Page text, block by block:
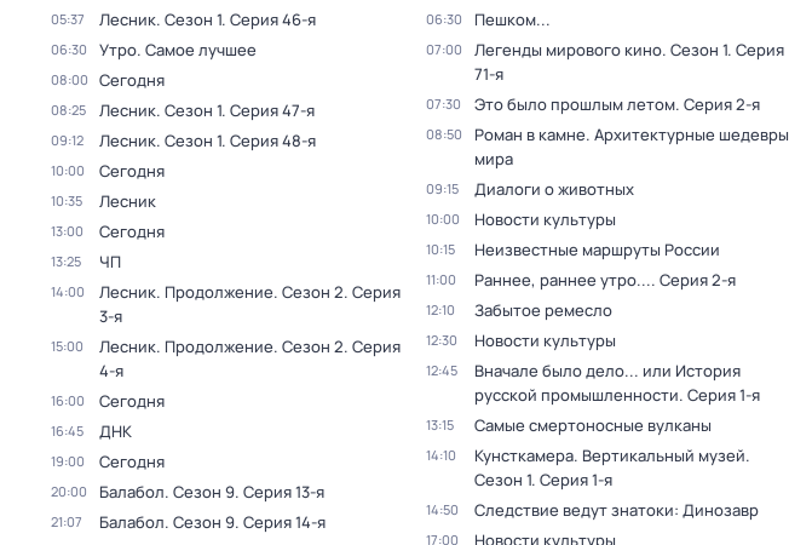
05:37 Лесник. Сезон 1. Серия 46-я
06:30 Утро. Самое лучшее
08:00 Сегодня
08:25 Лесник. Сезон 1. Серия 47-я
09:12 Лесник. Сезон 1. Серия 48-я
10:00 Сегодня
10:35 Лесник
13:00 Сегодня
13:25 ЧП
14:00 Лесник. Продолжение. Сезон 2. Серия
3-я
15:00 Лесник. Продолжение. Сезон 2. Серия
4-я
16:00 Сегодня
16:45 ДНК
19:00 Сегодня
20:00 Балабол. Сезон 9. Серия 13-я
21:07 Балабол. Сезон 9. Серия 14-я
06:30 Пешком...
07:00 Легенды мирового кино. Сезон 1. Серия
71-я
07:30 Это было прошлым летом. Серия 2-я
08:50
Роман в камне. Архитектурные шедевры
мира
09:15 Диалоги о животных
10:00 Новости культуры
10:15 Неизвестные маршруты России
11:00 Раннее, раннее утро.... Серия 2-я
12:10 Забытое ремесло
12:30 Новости культуры
12:45
Вначале было дело... или История
русской промышленности. Серия 1-я
13:15 Самые смертоносные вулканы
14:10 Кунсткамера. Вертикальный музей.
Сезон 1. Серия 1-я
14:50 Следствие ведут знатоки: Динозавр
17:00 Новости культуры